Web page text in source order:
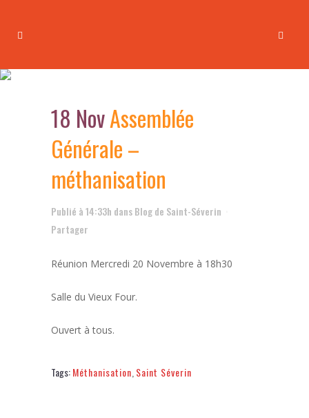
18 NovAssemblée
Générale –
méthanisation
Publié à 14:33h dansBlog de Saint-Séverin
Partager
Réunion Mercredi 20 Novembre à 18h30
Salle du Vieux Four.
Ouvert à tous.
Tags:Méthanisation Saint Séverin